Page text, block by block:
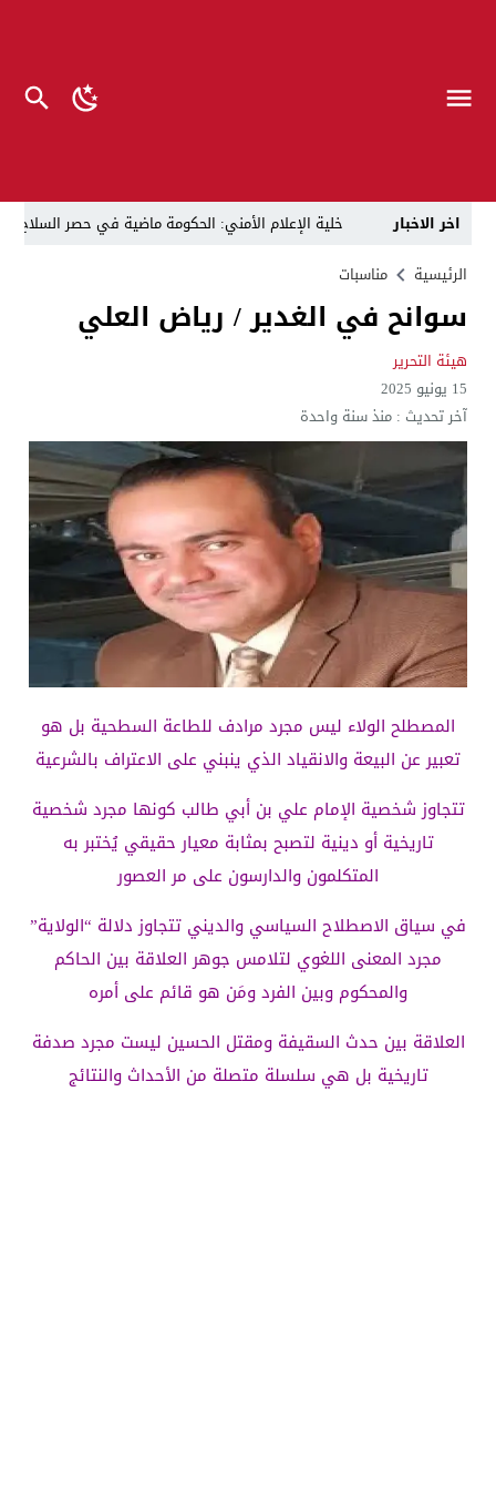
اخر الاخبار
خلية الإعلام الأمني: الحكومة ماضية في حصر السلاح
الرجل المناسب في المكان المناسب ..
قراءة نقدية في مرثية الوصل للكاتب عباس
العراق: لا تهديد على الحدود مع سوريا وتحركات القوات
بينهم ضابطان.. توقيف أربعة منتسبين بشرطة النجف
الرئيسية مناسبات
سوانح في الغدير / رياض العلي
هيئة التحرير
15 يونيو 2025
آخر تحديث :منذ سنة واحدة
المصطلح الولاء ليس مجرد مرادف للطاعة السطحية بل هو
تعبير عن البيعة والانقياد الذي ينبني على الاعتراف بالشرعية
تتجاوز شخصية الإمام علي بن أبي طالب كونها مجرد شخصية
تاريخية أو دينية لتصبح بمثابة معيار حقيقي يُختبر به
المتكلمون والدارسون على مر العصور
في سياق الاصطلاح السياسي والديني تتجاوز دلالة “الولاية”
مجرد المعنى اللغوي لتلامس جوهر العلاقة بين الحاكم
والمحكوم وبين الفرد ومَن هو قائم على أمره
العلاقة بين حدث السقيفة ومقتل الحسين ليست مجرد صدفة
تاريخية بل هي سلسلة متصلة من الأحداث والنتائج